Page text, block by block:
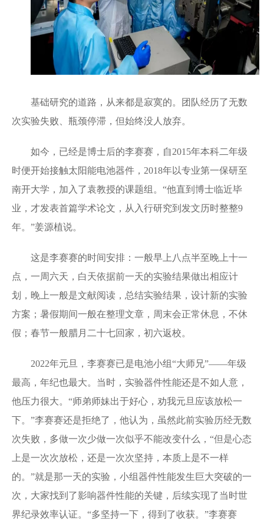
基础研究的道路，从来都是寂寞的。团队经历了无数
次实验失败、瓶颈停滞，但始终没人放弃。
如今，已经是博士后的李赛赛，自2015年本科二年级
时便开始接触太阳能电池器件，2018年以专业第一保研至
南开大学，加入了袁教授的课题组。“他直到博士临近毕
业，才发表首篇学术论文，从入行研究到发文历时整整9
年。”姜源植说。
这是李赛赛的时间安排：一般早上八点半至晚上十一
点，一周六天，白天依据前一天的实验结果做出相应计
划，晚上一般是文献阅读，总结实验结果，设计新的实验
方案；暑假期间一般在整理文章，周末会正常休息，不休
假；春节一般腊月二十七回家，初六返校。
2022年元旦，李赛赛已是电池小组“大师兄”——年级
最高，年纪也最大。当时，实验器件性能还是不如人意，
他压力很大。“师弟师妹出于好心，劝我元旦应该放松一
下。”李赛赛还是拒绝了，他认为，虽然此前实验历经无数
次失败，多做一次少做一次似乎不能改变什么，“但是心态
上是一次次放松，还是一次次坚持，本质上是不一样
的。”就是那一天的实验，小组器件性能发生巨大突破的一
次，大家找到了影响器件性能的关键，后续实现了当时世
界纪录效率认证。“多坚持一下，得到了收获。”李赛赛